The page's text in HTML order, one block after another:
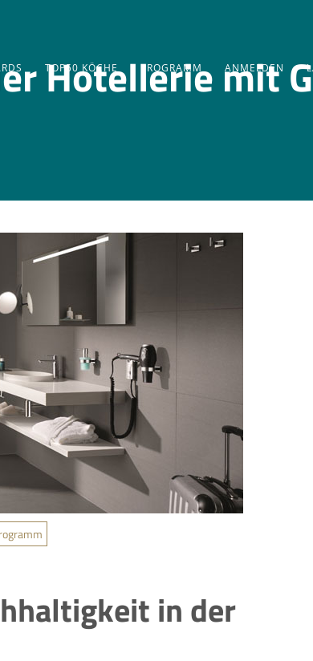
TOP50 KÖCHE PROGRAMM ANMELDEN
Hotellerie mit
in der